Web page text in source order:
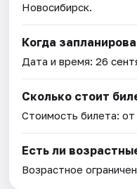
Новосибирск.
Когда
Дата и время:26
Сколько стоит
Стоимость билета: от
Есть ли
Возрастное